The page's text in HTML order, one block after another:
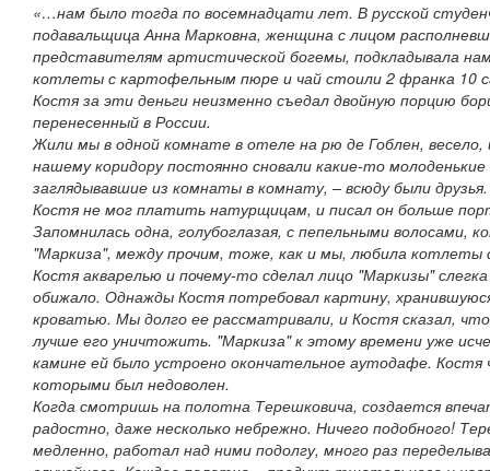
«…нам было тогда по восемнадцати лет. В русской
подавальщица Анна Марковна, женщина с лицом
представителям артистической богемы, подкладывала
котлеты с картофельным пюре и чай стоили 2 франка 10
Костя за эти деньги неизменно съедал двойную порцию
перенесенный в России.
Жили мы в одной комнате в отеле на рю де Гоблен,
нашему коридору постоянно сновали какие-то
заглядывавшие из комнаты в комнату, – всюду были друзья.
Костя не мог платить натурщицам, и писал он больше
Запомнилась одна, голубоглазая, с пепельными волосами,
"Маркиза", между прочим, тоже, как и мы, любила
Костя акварелью и почему-то сделал лицо "Маркизы"
обижало. Однажды Костя потребовал картину,
кроватью. Мы долго ее рассматривали, и Костя сказал,
лучше его уничтожить. "Маркиза" к этому времени уже
камине ей было устроено окончательное аутодафе.
которыми был недоволен.
Когда смотришь на полотна Терешковича, создается
радостно, даже несколько небрежно. Ничего подобного!
медленно, работал над ними подолгу, много раз